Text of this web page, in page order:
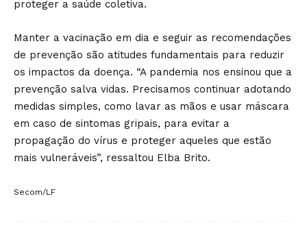
proteger a saúde coletiva.
Manter a vacinação em dia e seguir as recomendações
de prevenção são atitudes fundamentais para reduzir
os impactos da doença. “A pandemia nos ensinou que a
prevenção salva vidas. Precisamos continuar adotando
medidas simples, como lavar as mãos e usar máscara
em caso de sintomas gripais, para evitar a
propagação do vírus e proteger aqueles que estão
mais vulneráveis”, ressaltou Elba Brito.
Secom/LF